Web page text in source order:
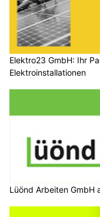
Elektro23 GmbH: Ihr
Elektroinstallationen
Lüönd Arbeiten GmbH